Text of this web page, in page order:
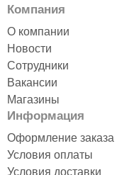
Компания
О компании
Новости
Сотрудники
Вакансии
Магазины
Информация
Оформление заказа
Условия оплаты
Условия доставки